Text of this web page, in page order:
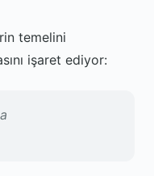
temelini
işaret ediyor: